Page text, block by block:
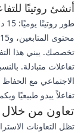
أنشئ روتينًا
تخصصك. يبني هذا
تفاعلات متبادلة.
تفاعلاً يبدو طبيعيًا
تعاون من خلال
تظل التعاونات